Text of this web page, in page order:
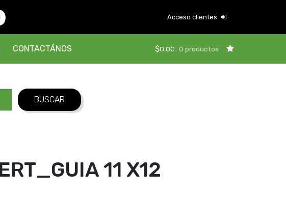
Acceso clientes
CONTACTÁNOS $0,00 0 productos
11 X12